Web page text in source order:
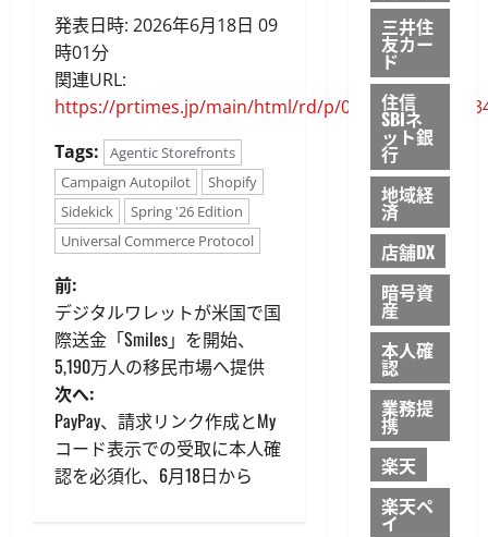
発表日時: 2026年6月18日 09
時01分
関連URL:
https://prtimes.jp/main/html/rd/p/
Tags:
Agentic Storefronts
Campaign Autopilot
Shopify
Sidekick
Spring '26 Edition
Universal Commerce Protocol
投
稿
ナ
ビ
ゲ
前:
デジタルワレットが米国で国
際送金「Smiles」を開始、
5,190万人の移民市場へ提供
次へ:
PayPay、請求リンク作成とMy
コード表示での受取に本人確
認を必須化、6月18日から
三井住
友カー
ド
住信
SBIネ
ット銀
行
地域経
済
店舗DX
暗号資
産
本人確
認
業務提
携
楽天
楽天ペ
イ